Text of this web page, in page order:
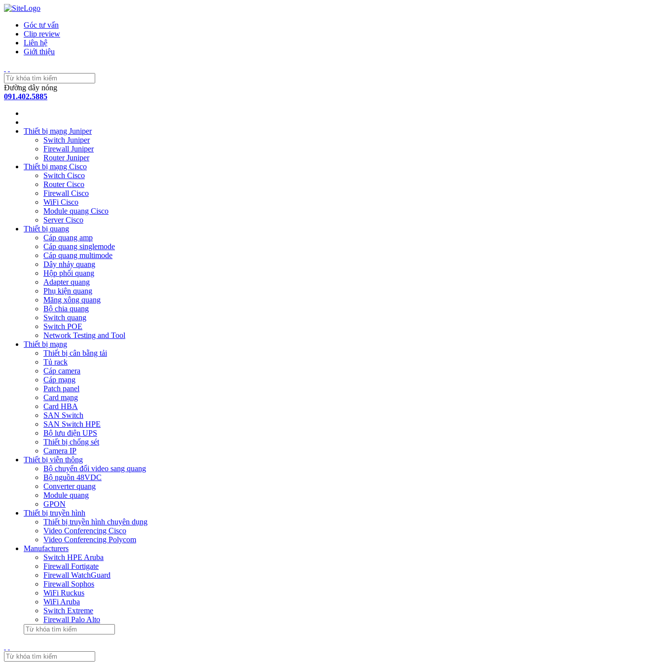
Góc tư vấn
Clip review
Liên hệ
Giới thiệu
Đường dây nóng
091.402.5885
Thiết bị mạng Juniper
Switch Juniper
Firewall Juniper
Router Juniper
Thiết bị mạng Cisco
Switch Cisco
Router Cisco
Firewall Cisco
WiFi Cisco
Module quang Cisco
Server Cisco
Thiết bị quang
Cáp quang amp
Cáp quang singlemode
Cáp quang multimode
Dây nhảy quang
Hộp phối quang
Adapter quang
Phụ kiện quang
Măng xông quang
Bộ chia quang
Switch quang
Switch POE
Network Testing and Tool
Thiết bị mạng
Thiết bị cân bằng tải
Tủ rack
Cáp camera
Cáp mạng
Patch panel
Card mạng
Card HBA
SAN Switch
SAN Switch HPE
Bộ lưu điện UPS
Thiết bị chống sét
Camera IP
Thiết bị viễn thông
Bộ chuyển đổi video sang quang
Bộ nguồn 48VDC
Converter quang
Module quang
GPON
Thiết bị truyền hình
Thiết bị truyền hình chuyên dụng
Video Conferencing Cisco
Video Conferencing Polycom
Manufacturers
Switch HPE Aruba
Firewall Fortigate
Firewall WatchGuard
Firewall Sophos
WiFi Ruckus
WiFi Aruba
Switch Extreme
Firewall Palo Alto